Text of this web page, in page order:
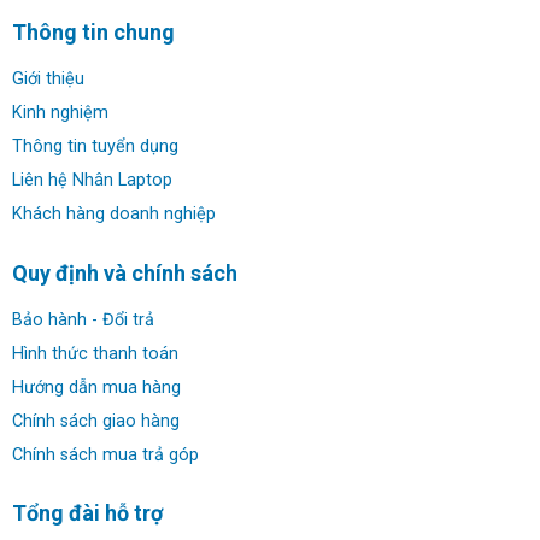
viết này, chúng ta sẽ cùng tìm hiểu về những tính năng nổi
bật của HP Zbook Power G7.
Tổng quan về máy trạm di động HP ZBook Power G7:
làm việc di động của người dùng, với trọng lượng chỉ
Thông tin chung
Giới thiệu
Kinh nghiệm
Thông tin tuyển dụng
Liên hệ Nhân Laptop
Khách hàng doanh nghiệp
Quy định và chính sách
Bảo hành - Đổi trả
Hình thức thanh toán
Hướng dẫn mua hàng
Chính sách giao hàng
Chính sách mua trả góp
Tổng đài hỗ trợ